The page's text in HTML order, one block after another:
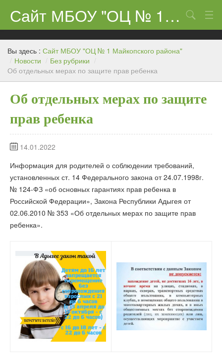
Сайт МБОУ "ОЦ № 1 Майкопского района"
Сведения об образовательном учреждении
ЕГЭ-11 и ГИА
Карта сайта
О нас
Ученикам
Центр «Точка роста»
Родителям
Поиск
Вы здесь : Сайт МБОУ "ОЦ № 1 Майкопского района"
/ Новости / Без рубрики /
Об отдельных мерах по защите прав ребенка
Об отдельных мерах по защите
прав ребенка
14.01.2022
Информация для родителей о соблюдении требований,
установленных ст. 14 Федерального закона от 24.07.1998г.
№ 124-ФЗ «об основных гарантиях прав ребенка в
Российской Федерации», Закона Республики Адыгея от
02.06.2010 № 353 «Об отдельных мерах по защите прав
ребенка».